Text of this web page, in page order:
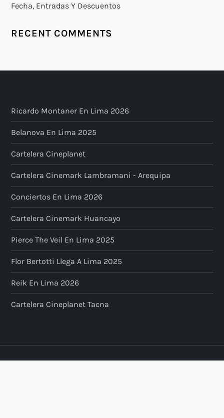
Fecha, Entradas Y Descuentos
RECENT COMMENTS
Ricardo Montaner En Lima 2026
Belanova En Lima 2025
Cartelera Cineplanet
Cartelera Cinemark Lambramani - Arequipa
Conciertos En Lima 2026
Cartelera Cinemark Huancayo
Pierce The Veil En Lima 2025
Flor Bertotti Llega A Lima 2025
Reik En Lima 2026
Cartelera Cineplanet Tacna